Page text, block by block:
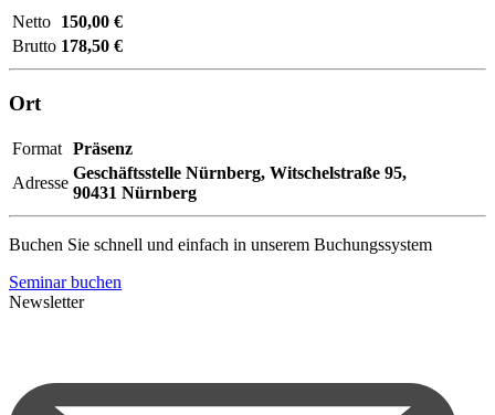
Netto 150,00 €
Brutto 178,50 €
Ort
Format Präsenz
Adresse
Geschäftsstelle Nürnberg, Witschelstraße 95,
90431 Nürnberg
Buchen Sie schnell und einfach in unserem Buchungssystem
Seminar buchen
Newsletter